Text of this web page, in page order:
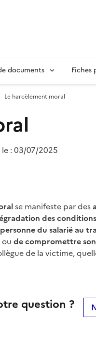
documents Fiches
Le harcèlement moral
: 03/07/2025
se manifeste par des
des
du salarié au
ou de compromettre
de la victime,
question ?